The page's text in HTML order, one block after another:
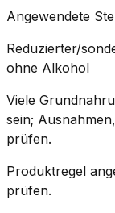
Angewendete
Reduzierter/
ohne Alkohol
Viele
sein;
prüfen.
Produktregel
prüfen.